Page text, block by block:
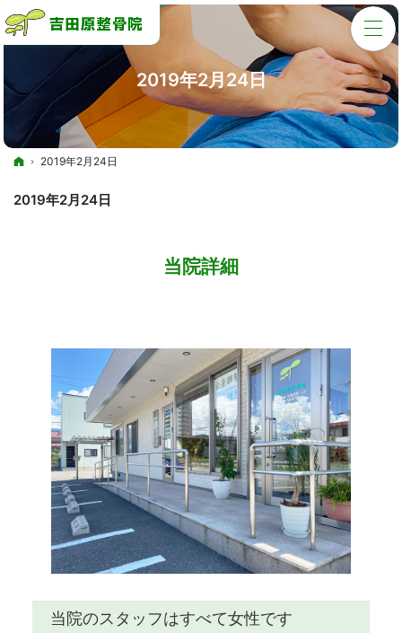
2019年2月24日
ホーム
2019年2月24日
2019年2月24日
当院詳細
当院のスタッフはすべて女性です